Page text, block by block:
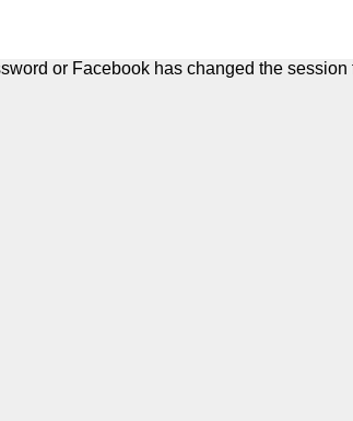
or Facebook has changed the session